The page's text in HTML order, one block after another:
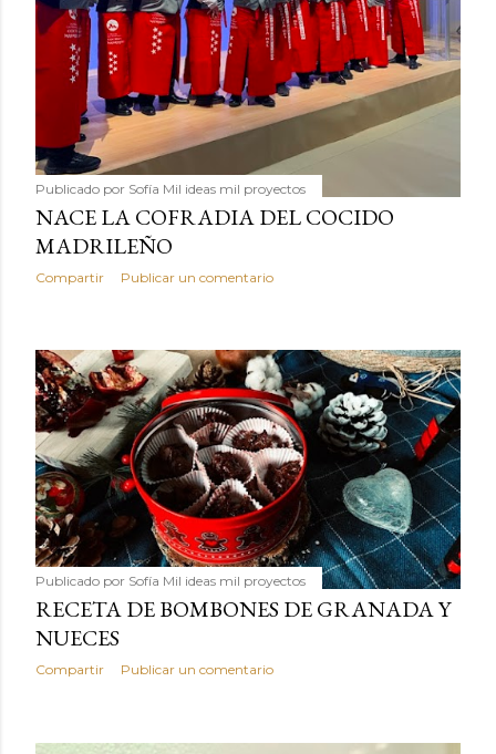
Publicado por Sofía Mil ideas mil proyectos
NACE LA COFRADIA DEL COCIDO
MADRILEÑO
Compartir Publicar un comentario
Publicado por Sofía Mil ideas mil proyectos
RECETA DE BOMBONES DE GRANADA Y
NUECES
Compartir Publicar un comentario